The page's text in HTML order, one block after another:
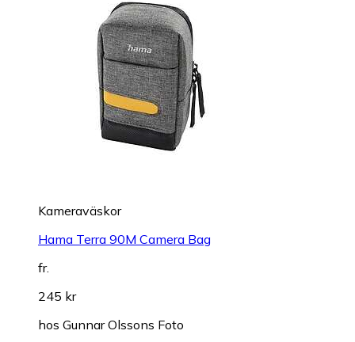
Kameraväskor
Hama Terra 90M Camera Bag
fr.
245 kr
hos Gunnar Olssons Foto